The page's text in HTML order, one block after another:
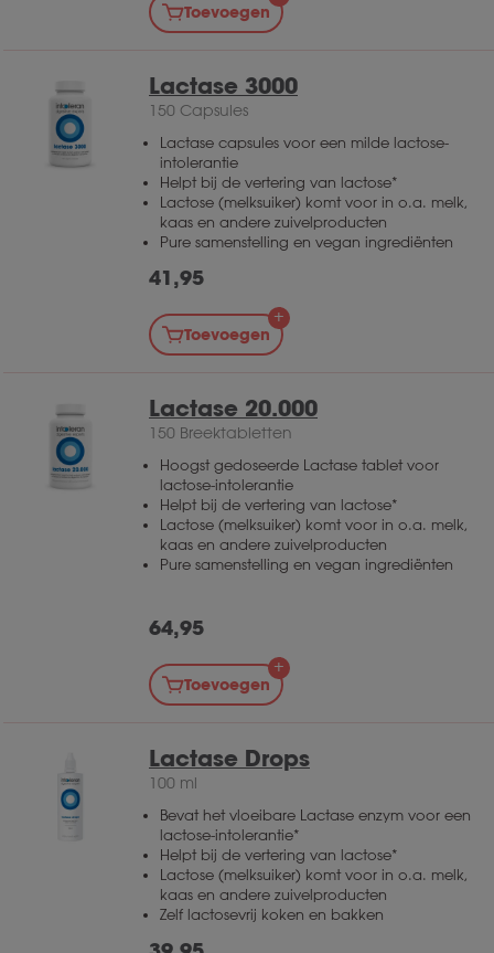
Toevoegen
Lactase 3000
150 Capsules
Lactase capsules voor een milde lactose-
intolerantie
Helpt bij de vertering van lactose*
Lactose (melksuiker) komt voor in o.a. melk,
kaas en andere zuivelproducten
Pure samenstelling en vegan ingrediënten
41,95
Toevoegen
Lactase 20.000
150 Breektabletten
Hoogst gedoseerde Lactase tablet voor
lactose-intolerantie
Helpt bij de vertering van lactose*
Lactose (melksuiker) komt voor in o.a. melk,
kaas en andere zuivelproducten
Pure samenstelling en vegan ingrediënten
64,95
Toevoegen
Lactase Drops
100 ml
Bevat het vloeibare Lactase enzym voor een
lactose-intolerantie*
Helpt bij de vertering van lactose*
Lactose (melksuiker) komt voor in o.a. melk,
kaas en andere zuivelproducten
Zelf lactosevrij koken en bakken